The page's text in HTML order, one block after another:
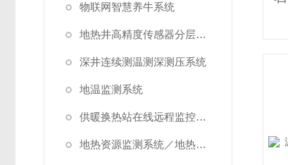
物联网智慧养牛系统
地热井高精度传感器分层测温方案
深井连续测温测深测压系统
地温监测系统
供暖换热站在线远程监控系统方案
地热资源监测系统／地热管理系统